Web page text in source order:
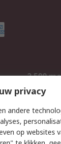
2.500
privacy
andere
op websites